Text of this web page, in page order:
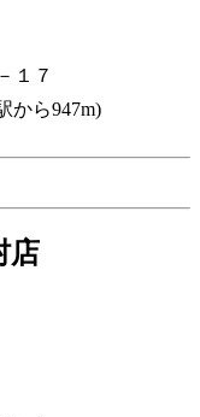
１７
から947m)
店